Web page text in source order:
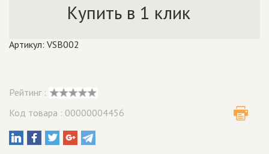
Купить в 1 клик
Артикул: VSB002
Рейтинг :
Код товара : 00000004456